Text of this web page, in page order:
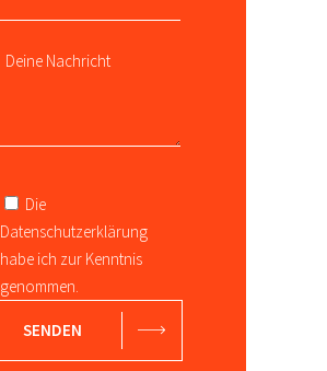
Die
Datenschutzerklärung
habe ich zur Kenntnis
genommen.
SENDEN